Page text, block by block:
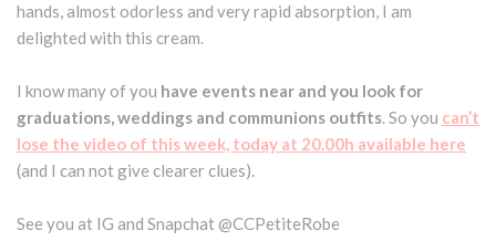
hands, almost odorless and very rapid absorption, I am
delighted with this cream.
I know many of you have events near and you look for
graduations, weddings and communions outfits. So you can’t
lose the video of this week, today at 20.00h available here
(and I can not give clearer clues).
See you at IG and Snapchat @CCPetiteRobe